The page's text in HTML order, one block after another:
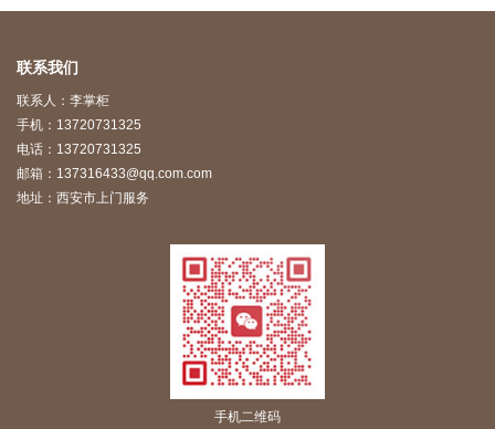
联系我们
联系人：李掌柜
手机：13720731325
电话：13720731325
邮箱：137316433@qq.com.com
地址：西安市上门服务
手机二维码